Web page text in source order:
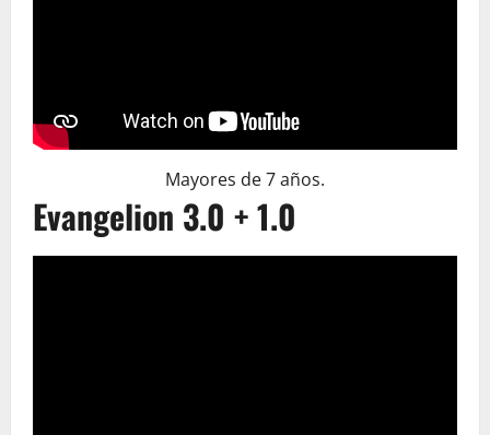
Mayores de 7 años.
Evangelion 3.0 + 1.0